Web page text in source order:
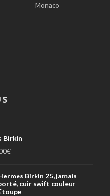
Monaco
Birkin
€
Birkin 25, jamais
cuir swift couleur